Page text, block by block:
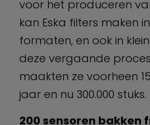
voor het produceren
kan Eska filters maken
formaten, en ook in
deze vergaande
maakten ze voorheen
jaar en nu 300.000 stuks.
200 sensoren bakken